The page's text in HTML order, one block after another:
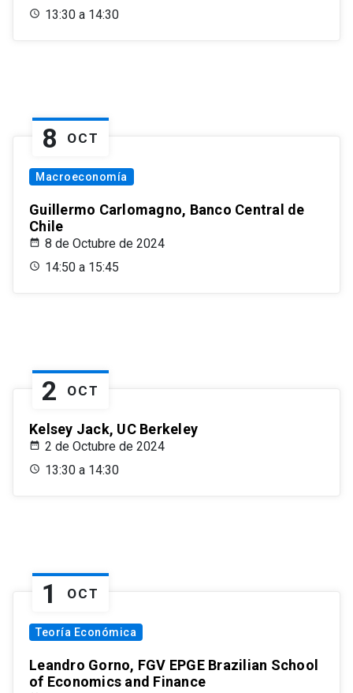
13:30 a 14:30
8 OCT
Macroeconomía
Guillermo Carlomagno, Banco Central de
Chile
8 de Octubre de 2024
14:50 a 15:45
2 OCT
Kelsey Jack, UC Berkeley
2 de Octubre de 2024
13:30 a 14:30
1 OCT
Teoría Económica
Leandro Gorno, FGV EPGE Brazilian School
of Economics and Finance